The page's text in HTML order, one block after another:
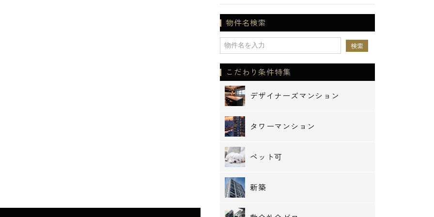
物件名検索
こだわり条件特集
デザイナーズマンション
タワーマンション
ペット可
新築